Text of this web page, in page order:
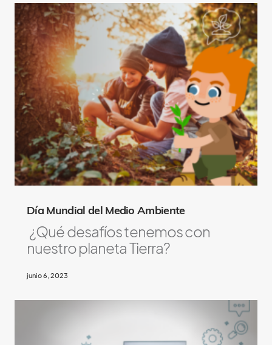
Día Mundial del Medio Ambiente
¿Qué desafíos tenemos con
nuestro planeta Tierra?
junio 6, 2023